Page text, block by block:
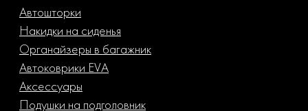
Автошторки
Накидки на сиденья
Органайзеры в багажник
Автоковрики EVA
Аксессуары
Подушки на подголовник